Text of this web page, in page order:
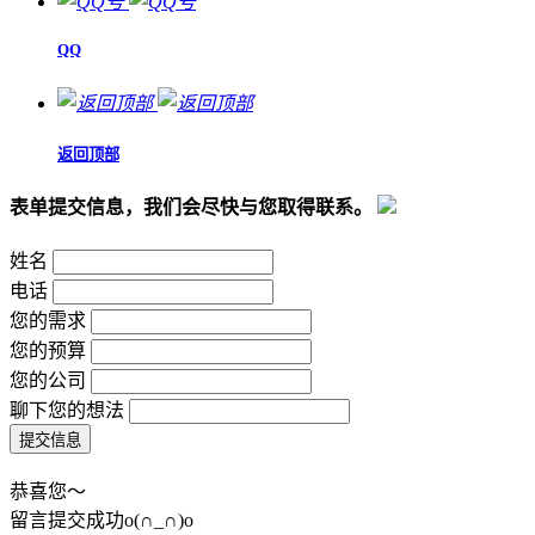
QQ
返回顶部
表单提交信息，我们会尽快与您取得联系。
姓名
电话
您的需求
您的预算
您的公司
聊下您的想法
恭喜您～
留言提交成功o(∩_∩)o